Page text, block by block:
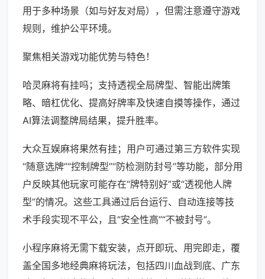
用于多种场景（如与好友对局），但需注意遵守游戏
规则，维护公平环境。
聚焦相关游戏功能优势与特色！
哈灵麻将有挂吗；支持透视全局牌型、智能出牌策
略、暗杠优化、提高好牌率及快速自摸等操作，通过
AI算法调整牌局结果，提升胜率。
大众互娱麻将果然有挂；用户可通过第三方软件实现
“随意选牌”“控制牌型”“防检测防封号”等功能，部分用
户反映其他玩家可能存在“牌特别好”或“透视他人牌
型”的情况。这些工具通过后台运行、自动连接等技
术手段实现不平公，且“安全性高”“不被封号”。
小程序麻将无需下载安装，点开即玩、用完即走，覆
盖全国多地经典麻将玩法，包括四川血战到底、广东